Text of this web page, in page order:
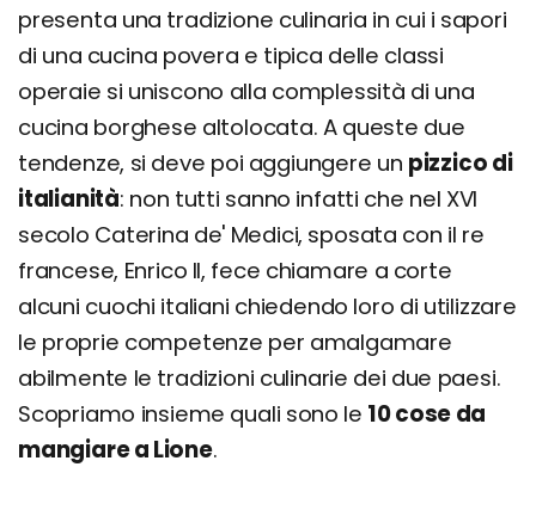
presenta una tradizione culinaria in cui i sapori
di una cucina povera e tipica delle classi
operaie si uniscono alla complessità di una
cucina borghese altolocata. A queste due
tendenze, si deve poi aggiungere un pizzico di
italianità: non tutti sanno infatti che nel XVI
secolo Caterina de' Medici, sposata con il re
francese, Enrico II, fece chiamare a corte
alcuni cuochi italiani chiedendo loro di utilizzare
le proprie competenze per amalgamare
abilmente le tradizioni culinarie dei due paesi.
Scopriamo insieme quali sono le 10 cose da
mangiare a Lione.